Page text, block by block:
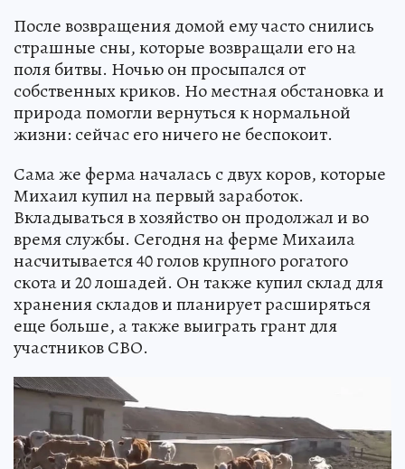
После возвращения домой ему часто снились
страшные сны, которые возвращали его на
поля битвы. Ночью он просыпался от
собственных криков. Но местная обстановка и
природа помогли вернуться к нормальной
жизни: сейчас его ничего не беспокоит.
Сама же ферма началась с двух коров, которые
Михаил купил на первый заработок.
Вкладываться в хозяйство он продолжал и во
время службы. Сегодня на ферме Михаила
насчитывается 40 голов крупного рогатого
скота и 20 лошадей. Он также купил склад для
хранения складов и планирует расширяться
еще больше, а также выиграть грант для
участников СВО.